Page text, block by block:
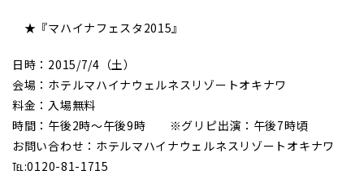
★『マハイナフェスタ2015』
日時：2015/7/4（土）
会場：ホテルマハイナウェルネスリゾートオキナワ
料金：入場無料
時間：午後2時～午後9時 ※グリピ出演：午後7時頃
お問い合わせ：ホテルマハイナウェルネスリゾートオキナワ
℡:0120-81-1715